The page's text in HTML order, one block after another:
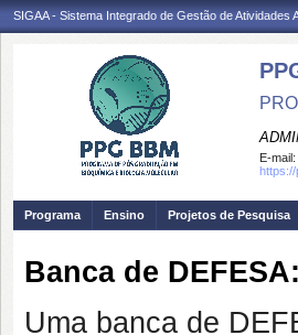
SIGAA - Sistema Integrado de Gestão de Atividades
E-mail:
Programa Ensino Projetos de Pesquisa
Banca de
Uma banca de